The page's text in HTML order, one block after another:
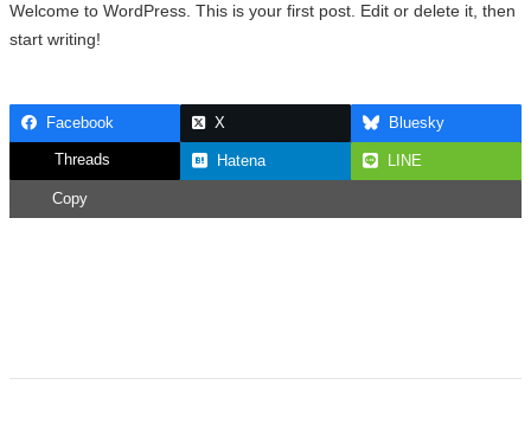
Welcome to WordPress. This is your first post. Edit or delete it, then
start writing!
Facebook X Bluesky
Threads Hatena LINE
Copy